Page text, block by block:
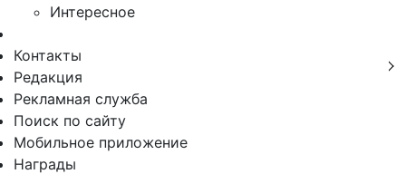
Интересное
Контакты
Редакция
Рекламная служба
Поиск по сайту
Мобильное приложение
Награды